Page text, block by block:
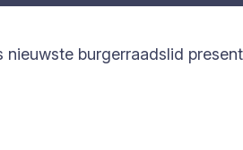
burgerraadslid